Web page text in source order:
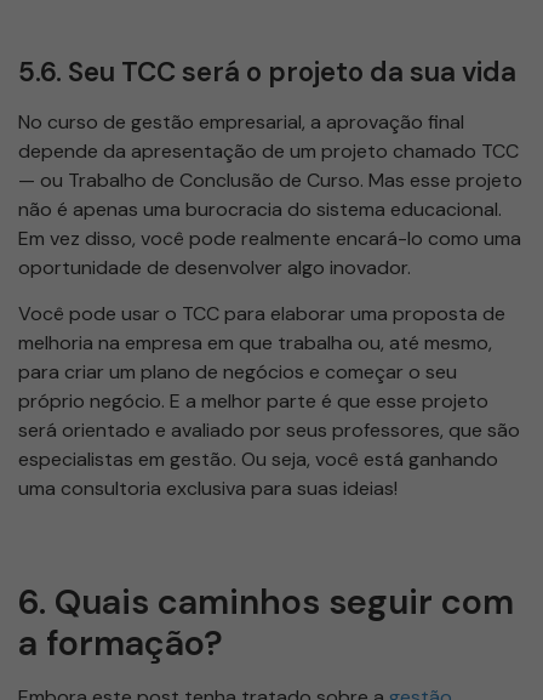
5.6. Seu TCC será o projeto da sua vida
No curso de gestão empresarial, a aprovação final
depende da apresentação de um projeto chamado TCC
— ou Trabalho de Conclusão de Curso. Mas esse projeto
não é apenas uma burocracia do sistema educacional.
Em vez disso, você pode realmente encará-lo como uma
oportunidade de desenvolver algo inovador.
Você pode usar o TCC para elaborar uma proposta de
melhoria na empresa em que trabalha ou, até mesmo,
para criar um plano de negócios e começar o seu
próprio negócio. E a melhor parte é que esse projeto
será orientado e avaliado por seus professores, que são
especialistas em gestão. Ou seja, você está ganhando
uma consultoria exclusiva para suas ideias!
6. Quais caminhos seguir com
a formação?